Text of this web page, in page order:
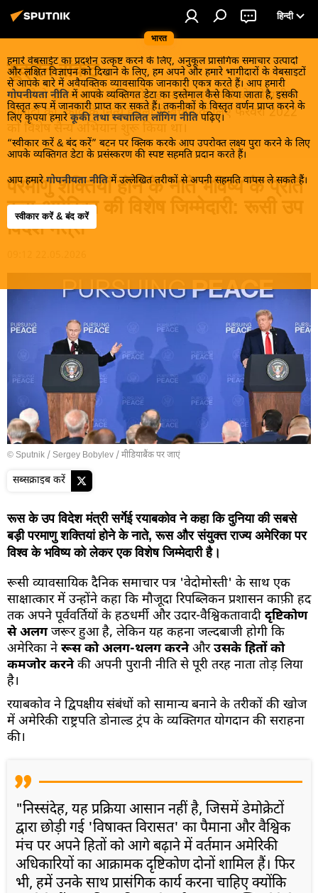
भारत
हिन्दी
हमारे वेबसाईट का प्रदर्शन उत्कृष्ट करने के लिए, अनुकूल प्रासंगिक समाचार उत्पादों
और लक्षित विज्ञापन को दिखाने के लिए, हम अपने और हमारे भागीदारों के वेबसाइटों
से आपके बारे में अवैयक्तिक व्यावसायिक जानकारी एकत्र करते हैं। आप हमारी
गोपनीयता नीति में आपके व्यक्तिगत डेटा का इस्तेमाल कैसे किया जाता है, इसकी
विस्तृत रूप में जानकारी प्राप्त कर सकते हैं। तकनीकों के विस्तृत वर्णन प्राप्त करने के
लिए कृपया हमारे कूकी तथा स्वचालित लॉगिंग नीति पढ़िए।
“स्वीकार करें & बंद करें” बटन पर क्लिक करके आप उपरोक्त लक्ष्य पुरा करने के लिए
आपके व्यक्तिगत डेटा के प्रसंस्करण की स्पष्ट सहमति प्रदान करते हैं।
आप हमारे गोपनीयता नीति में उल्लेखित तरीकों से अपनी सहमति वापस ले सकते हैं।
स्वीकार करें & बंद करें
यूक्रेन संकट
मास्को ने डोनबास के लोगों को, खास तौर पर रूसी बोलनेवाली
आबादी को, कीव के नित्य हमलों से बचाने के लिए फरवरी 2022
को विशेष सैन्य अभियान शुरू किया था।
परमाणु शक्तियां होने के नाते भविष्य के प्रति
रूस-अमेरिका की विशेष जिम्मेदारी: रूसी उप
विदेश मंत्री
© Sputnik / Sergey Bobylev /मीडियाबैंक पर जाएं
सब्सक्राइब करें
रूस के उप विदेश मंत्री सर्गेई रयाबकोव ने कहा कि दुनिया की सबसे
बड़ी परमाणु शक्तियां होने के नाते, रूस और संयुक्त राज्य अमेरिका पर
विश्व के भविष्य को लेकर एक विशेष जिम्मेदारी है।
रूसी व्यावसायिक दैनिक समाचार पत्र 'वेदोमोस्ती' के साथ एक
साक्षात्कार में उन्होंने कहा कि मौजूदा रिपब्लिकन प्रशासन काफ़ी हद
तक अपने पूर्ववर्तियों के हठधर्मी और उदार-वैश्विकतावादी दृष्टिकोण
से अलगजरूर हुआ है, लेकिन यह कहना जल्दबाजी होगी कि
अमेरिका नेरूस को अलग-थलग करनेऔरउसके हितों को
कमजोर करनेकी अपनी पुरानी नीति से पूरी तरह नाता तोड़ लिया
है।
रयाबकोव ने द्विपक्षीय संबंधों को सामान्य बनाने के तरीकों की खोज
में अमेरिकी राष्ट्रपति डोनाल्ड ट्रंप के व्यक्तिगत योगदान की सराहना
की।
"निस्संदेह, यह प्रक्रिया आसान नहीं है, जिसमें डेमोक्रेटों
द्वारा छोड़ी गई 'विषाक्त विरासत' का पैमाना और वैश्विक
मंच पर अपने हितों को आगे बढ़ाने में वर्तमान अमेरिकी
अधिकारियों का आक्रामक दृष्टिकोण दोनों शामिल हैं। फिर
भी, हमें उनके साथ प्रासंगिक कार्य करना चाहिए क्योंकि